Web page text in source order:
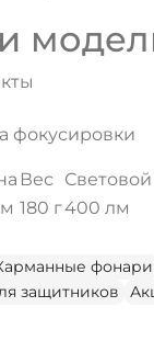
фокусировки
Вес
180 г400 лм
фонари
защитников